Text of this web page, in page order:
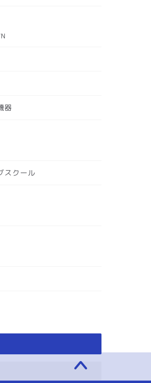
を作
SQL
器
スクール